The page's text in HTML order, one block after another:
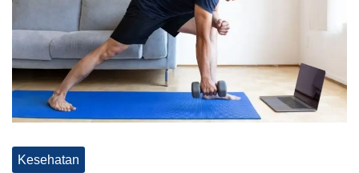
Kesehatan